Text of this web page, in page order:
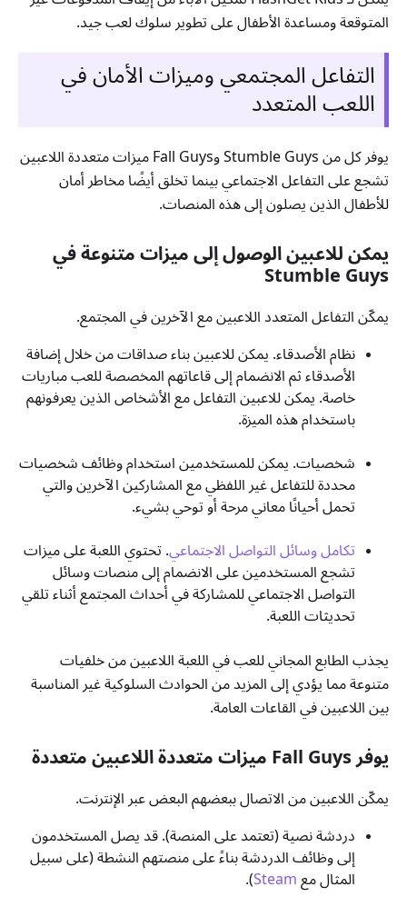
المتوقعة ومساعدة الأطفال على تطوير سلوك لعب جيد.
التفاعل المجتمعي وميزات الأمان في
اللعب المتعدد
يوفر كل من Stumble Guys وFall Guys ميزات متعددة اللاعبين
تشجع على التفاعل الاجتماعي بينما تخلق أيضًا مخاطر أمان
للأطفال الذين يصلون إلى هذه المنصات.
يمكن للاعبين الوصول إلى ميزات متنوعة في
Stumble Guys
يمكّن التفاعل المتعدد اللاعبين مع الآخرين في المجتمع.
نظام الأصدقاء. يمكن للاعبين بناء صداقات من خلال إضافة
الأصدقاء ثم الانضمام إلى قاعاتهم المخصصة للعب مباريات
خاصة. يمكن للاعبين التفاعل مع الأشخاص الذين يعرفونهم
باستخدام هذه الميزة.
شخصيات. يمكن للمستخدمين استخدام وظائف شخصيات
محددة للتفاعل غير اللفظي مع المشاركين الآخرين والتي
تحمل أحيانًا معاني مرحة أو توحي بشيء.
تكامل وسائل التواصل الاجتماعي. تحتوي اللعبة على ميزات
تشجع المستخدمين على الانضمام إلى منصات وسائل
التواصل الاجتماعي للمشاركة في أحداث المجتمع أثناء تلقي
تحديثات اللعبة.
يجذب الطابع المجاني للعب في اللعبة اللاعبين من خلفيات
متنوعة مما يؤدي إلى المزيد من الحوادث السلوكية غير المناسبة
بين اللاعبين في القاعات العامة.
يوفر Fall Guys ميزات متعددة اللاعبين متعددة
يمكّن اللاعبين من الاتصال ببعضهم البعض عبر الإنترنت.
دردشة نصية (تعتمد على المنصة). قد يصل المستخدمون
إلى وظائف الدردشة بناءً على منصتهم النشطة (على سبيل
المثال معSteam
).